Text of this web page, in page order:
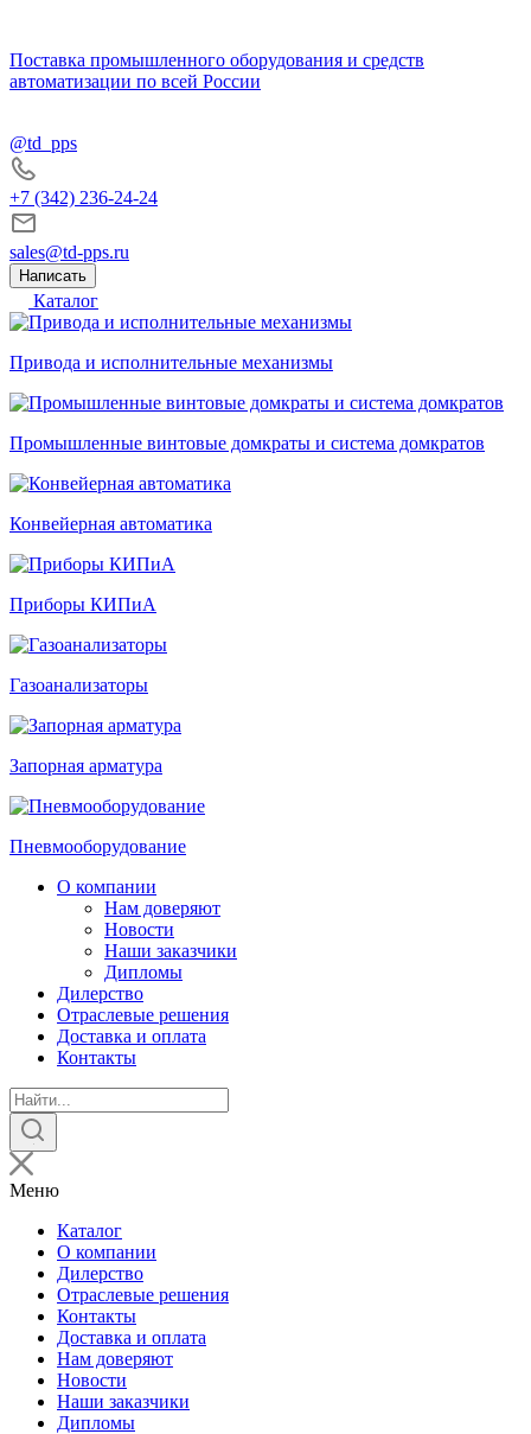
Поставка промышленного оборудования и средств
автоматизации по всей России
@td_pps
+7 (342) 236-24-24
sales@td-pps.ru
Написать
Каталог
Привода и исполнительные механизмы
Промышленные винтовые домкраты и система домкратов
Конвейерная автоматика
Приборы КИПиА
Газоанализаторы
Запорная арматура
Пневмооборудование
О компании
Нам доверяют
Новости
Наши заказчики
Дипломы
Дилерство
Отраслевые решения
Доставка и оплата
Контакты
Поиск
товаров
Меню
Каталог
О компании
Дилерство
Отраслевые решения
Контакты
Доставка и оплата
Нам доверяют
Новости
Наши заказчики
Дипломы